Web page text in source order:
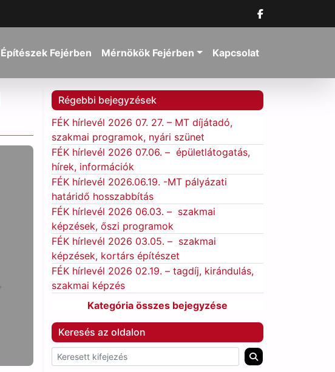
Építészek Fejérben Mérnökök Fejérben Kapcsolat
Régebbi bejegyzések
FÉK hírlevél 2026 07. 27. – MT díjátadó,
szakmai programok, nyári szünet
FÉK hírlevél 2026 07.06. – épületlátogatás,
hírek, információk
FÉK hírlevél 2026.06.19. -MT pályázati
határidő hosszabbítás
FÉK hírlevél 2026 06.03. – szakmai
képzések, őszi programok
FÉK hírlevél 2026 03.05. – szakmai
képzések, kortárs építészet
FÉK hírlevél 2026 02.19. – tagdíj, kirándulás,
szakmai képzés
Kategória összes bejegyzése
Keresés az oldalon